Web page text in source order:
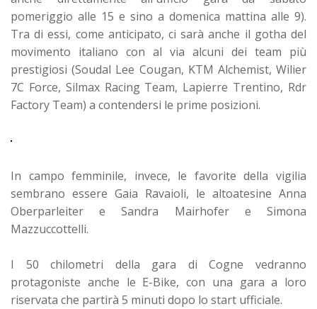
pomeriggio alle 15 e sino a domenica mattina alle 9).
Tra di essi, come anticipato, ci sarà anche il gotha del
movimento italiano con al via alcuni dei team più
prestigiosi (Soudal Lee Cougan, KTM Alchemist, Wilier
7C Force, Silmax Racing Team, Lapierre Trentino, Rdr
Factory Team) a contendersi le prime posizioni.
In campo femminile, invece, le favorite della vigilia
sembrano essere Gaia Ravaioli, le altoatesine Anna
Oberparleiter e Sandra Mairhofer e Simona
Mazzuccottelli.
I 50 chilometri della gara di Cogne vedranno
protagoniste anche le E-Bike, con una gara a loro
riservata che partirà 5 minuti dopo lo start ufficiale.